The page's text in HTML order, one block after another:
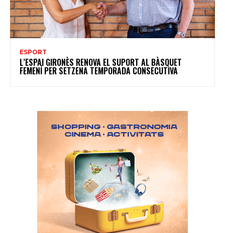
ESPORT
L’ESPAI GIRONÈS RENOVA EL SUPORT AL BÀSQUET
FEMENÍ PER SETZENA TEMPORADA CONSECUTIVA